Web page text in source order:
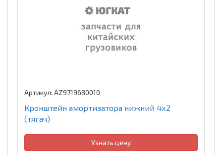
Артикул: AZ9719680010
Кронштейн амортизатора нижний 4х2
(тягач)
Узнать цену